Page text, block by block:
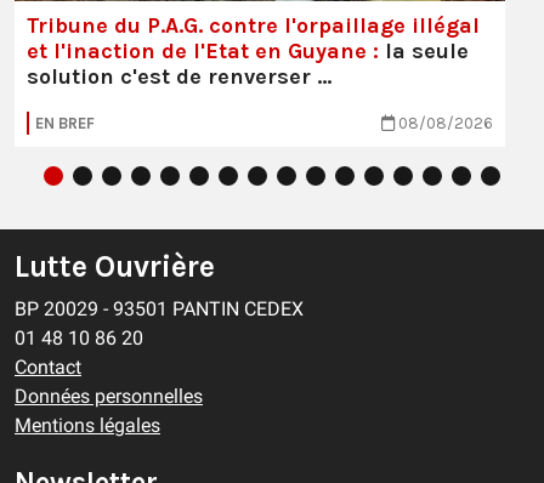
Tribune du P.A.G. contre l'orpaillage illégal
et l'inaction de l'Etat en Guyane : la seule
solution c'est de renverser …
EN BREF 08/08/2026
Lutte Ouvrière
BP 20029 - 93501 PANTIN CEDEX
01 48 10 86 20
Contact
Données personnelles
Mentions légales